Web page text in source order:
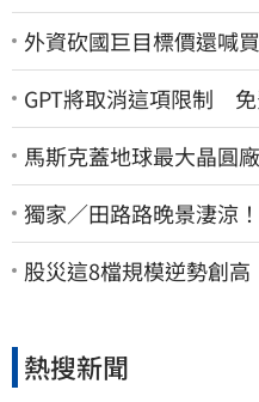
外資砍國巨目標價還喊
GPT將取消這項限制
馬斯克蓋地球最大晶圓
獨家／田路路晚景淒涼
友人私下援助內幕曝光
股災這8檔規模逆勢創
熱搜新聞